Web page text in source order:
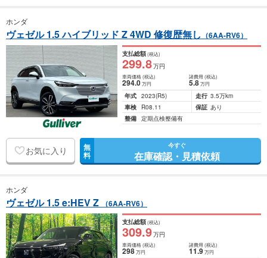
ホンダ
ヴェゼル 1.5 ハイブリッド Z 4WD 修復歴無し （6AA-RV6）
支払総額(税込)
299.8万円
車両価格(税込)
294.0万円
諸費用 (税込)
5.8 万円
年式 2023(R5) 走行 3.5万km
車検
R08.11 保証 あり
整備 定期点検整備有
お気に入り 無
料
今すぐ
在庫確認・見積依頼
ホンダ
ヴェゼル 1.5 e:HEV Z （6AA-RV6）
支払総額(税込)
309.9万円
車両価格(税込)
298万円
諸費用 (税込)
11.9 万円